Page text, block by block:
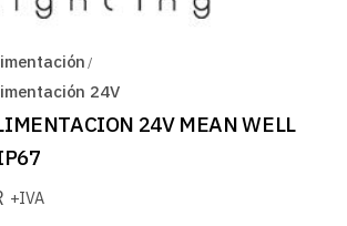
24V
24V MEAN WELL
+IVA